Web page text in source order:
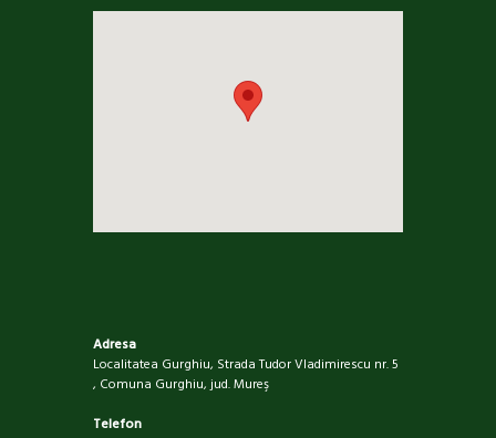
Adresa
Localitatea Gurghiu, Strada Tudor Vladimirescu nr. 5
, Comuna Gurghiu, jud. Mureş
Telefon